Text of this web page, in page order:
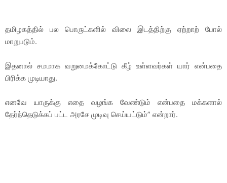
தமிழகத்தில் பல பொருட்களில் விலை இடத்திற்கு ஏற்றாற் போல்
மாறுபடும்.
இதனால் சமமாக வறுமைக்கோட்டு கீழ் உள்ளவர்கள் யார் என்பதை
பிரிக்க முடியாது.
எனவே யாருக்கு எதை வழங்க வேண்டும் என்பதை மக்களால்
தேர்ந்தெடுக்கப் பட்ட அரசே முடிவு செய்யட்டும்” என்றார்.